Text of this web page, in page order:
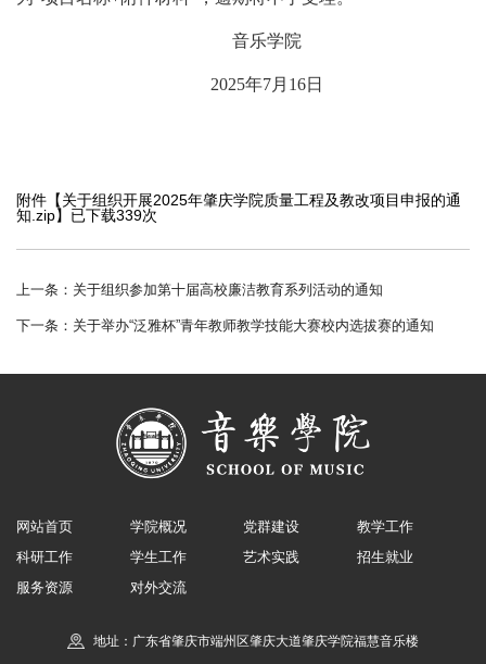
音乐学院
2025年7月16日
附件【关于组织开展2025年肇庆学院质量工程及教改项目申报的通
知.zip】已下载339次
上一条： 关于组织参加第十届高校廉洁教育系列活动的通知
下一条： 关于举办“泛雅杯”青年教师教学技能大赛校内选拔赛的通知
网站首页 学院概况 党群建设
教学工作
科研工作
学生工作 艺术实践
招生就业
服务资源
对外交流
地址：广东省肇庆市端州区肇庆大道肇庆学院福慧音乐楼